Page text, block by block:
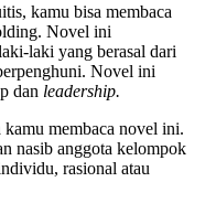
kamu bisa membaca
Novel ini
laki yang berasal dari
Novel ini
dan leadership.
membaca novel ini.
nasib anggota kelompok
rasional atau